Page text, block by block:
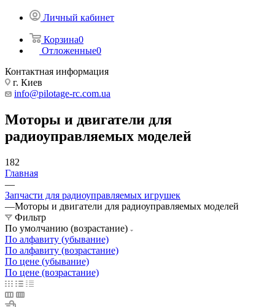
Личный кабинет
Корзина0
Отложенные0
Контактная информация
г. Киев
info@pilotage-rc.com.ua
Моторы и двигатели для
радиоуправляемых моделей
182
Главная
—
Запчасти для радиоуправляемых игрушек
—Моторы и двигатели для радиоуправляемых моделей
Фильтр
По умолчанию (возрастание)
По алфавиту (убывание)
По алфавиту (возрастание)
По цене (убывание)
По цене (возрастание)